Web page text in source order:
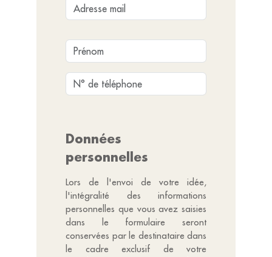
Données
personnelles
Lors de l'envoi de votre idée,
l'intégralité des informations
personnelles que vous avez saisies
dans le formulaire seront
conservées par le destinataire dans
le cadre exclusif de votre